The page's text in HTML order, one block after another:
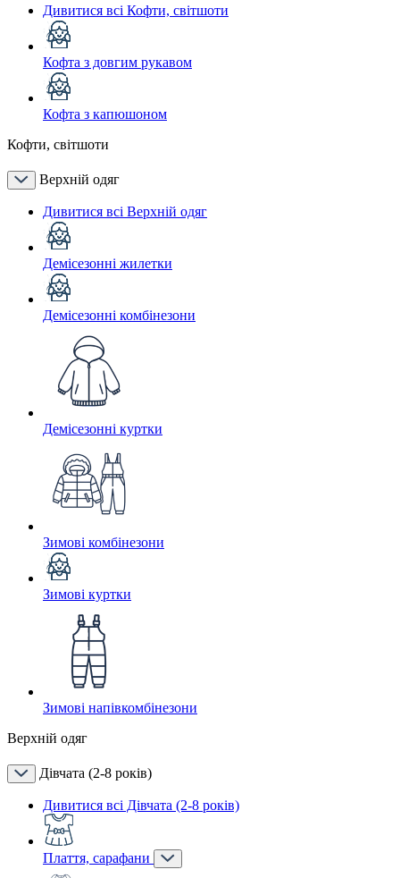
Дивитися всі Кофти, світшоти
Кофта з довгим рукавом
Кофта з капюшоном
Кофти, світшоти
Верхній одяг
Дивитися всі Верхній одяг
Демісезонні жилетки
Демісезонні комбінезони
Демісезонні куртки
Зимові комбінезони
Зимові куртки
Зимові напівкомбінезони
Верхній одяг
Дівчата (2-8 років)
Дивитися всі Дівчата (2-8 років)
Плаття, сарафани